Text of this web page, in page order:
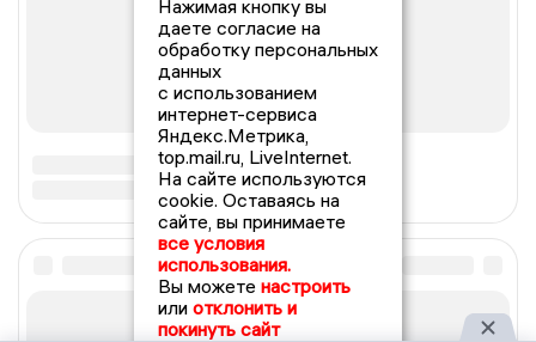
Нажимая кнопку вы
даете согласие на
обработку персональных
данных
с использованием
интернет-сервиса
Яндекс.Метрика,
top.mail.ru, LiveInternet.
На сайте используются
cookie. Оставаясь на
сайте, вы принимаете
все условия
использования.
Вы можете настроить
или отклонить и
покинуть сайт